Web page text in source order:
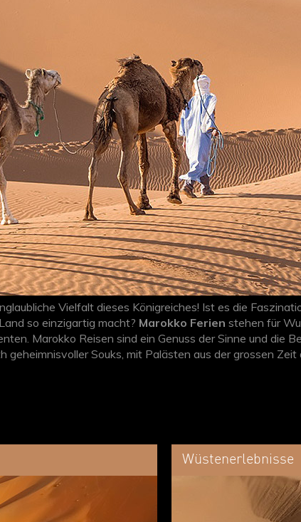
Vielfalt dieses Königreiches! Ist es die
so einzigartig macht? Marokko Ferien stehen für
Marokko Reisen sind ein Genuss der Sinne und die
Souks, mit Palästen aus der grossen
Sie sich
Wüstenerlebnisse